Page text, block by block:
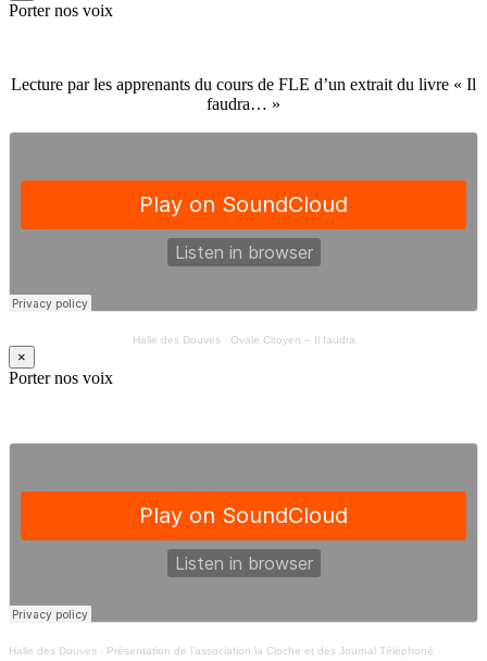
Porter nos voix
Lecture par les apprenants du cours de FLE d’un extrait du livre « Il
faudra… »
Halle des Douves· Ovale Citoyen – Il faudra
×
Porter nos voix
Halle des Douves · Présentation de l’association la Cloche et des Journal Téléphoné